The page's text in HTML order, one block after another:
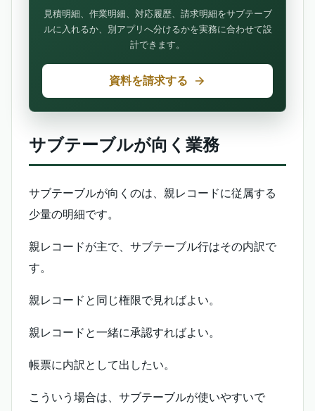
見積明細、作業明細、対応履歴、請求明細をサブテーブ
ルに入れるか、別アプリへ分けるかを実務に合わせて設
計できます。
資料を請求する
サブテーブルが向く業務
サブテーブルが向くのは、親レコードに従属する
少量の明細です。
親レコードが主で、サブテーブル行はその内訳で
す。
親レコードと同じ権限で見ればよい。
親レコードと一緒に承認すればよい。
帳票に内訳として出したい。
こういう場合は、サブテーブルが使いやすいで